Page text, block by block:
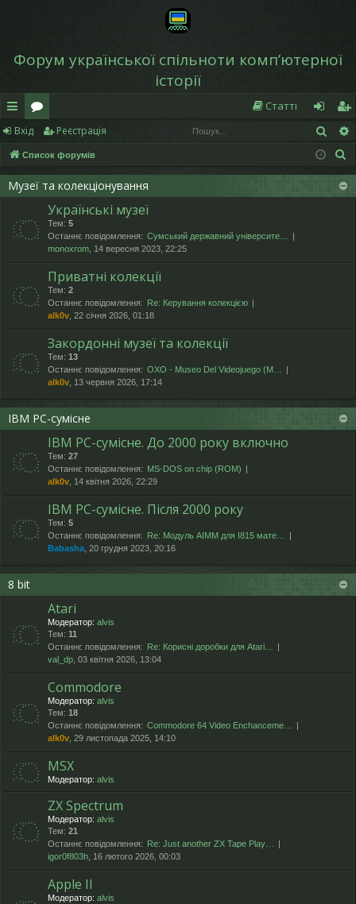
Форум української спільноти компʼютерної
історії
в
и
дк
д
ос
о
ру
м
Статті
хі
д
еє
ст
р
я
Вхід Реєстрація
Список форумів
Музеї та колекціонування
Українські музеї
Тем: 5
Останнє повідомлення: Сумський державний університе…
monoxrom , 14 вересня 2023, 22:25
Приватні колекції
Тем: 2
Останнє повідомлення:
Re: Керування колекцією
alk0v , 22 січня 2026, 01:18
Закордонні музеї та колекції
Тем: 13
Останнє повідомлення: OXO - Museo Del Videojuego (М…
alk0v , 13 червня 2026, 17:14
IBM PC-сумісне
IBM PC-сумісне. До 2000 року включно
Тем: 27
Останнє повідомлення: MS-DOS on chip (ROM)
alk0v , 14 квітня 2026, 22:29
IBM PC-сумісне. Після 2000 року
Тем: 5
Останнє повідомлення:
Re: Модуль AIMM для I815 мате…
Babasha , 20 грудня 2023, 20:16
8 bit
Atari
Модератор: alvis
Тем: 11
Останнє повідомлення:
Re: Корисні доробки для Atari…
val_dp , 03 квітня 2026, 13:04
Commodore
Модератор: alvis
Тем: 18
Останнє повідомлення: Commodore 64 Video Enchanceme…
alk0v , 29 листопада 2025, 14:10
MSX
Модератор: alvis
ZX Spectrum
Модератор: alvis
Тем: 21
Останнє повідомлення:
Re: Just another ZX Tape Play…
igor0f803h , 16 лютого 2026, 00:03
Apple II
Модератор: alvis